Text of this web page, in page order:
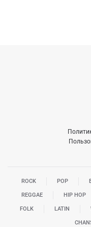
ROCK POP
REGGAE HIP HOP
FOLK LATIN